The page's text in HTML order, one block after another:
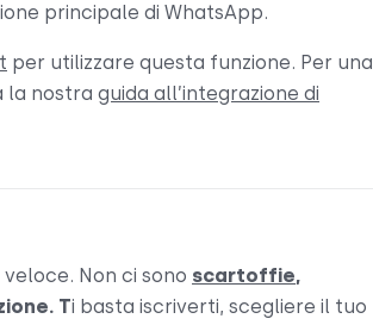
principale di WhatsApp.
per utilizzare questa funzione. Per una
la nostra guida all’integrazione di
Non ci sono scartoffie,
Ti basta iscriverti, scegliere il tuo